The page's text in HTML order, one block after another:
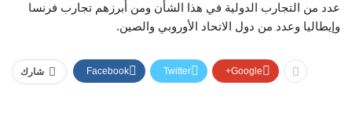
عدد من التجارب الدولية في هذا الشأن ومن أبرزهم تجارب فرنسا
وإيطاليا وعدد من دول الاتحاد الأوروبي والصين.
شارك Facebook Twitter Google+